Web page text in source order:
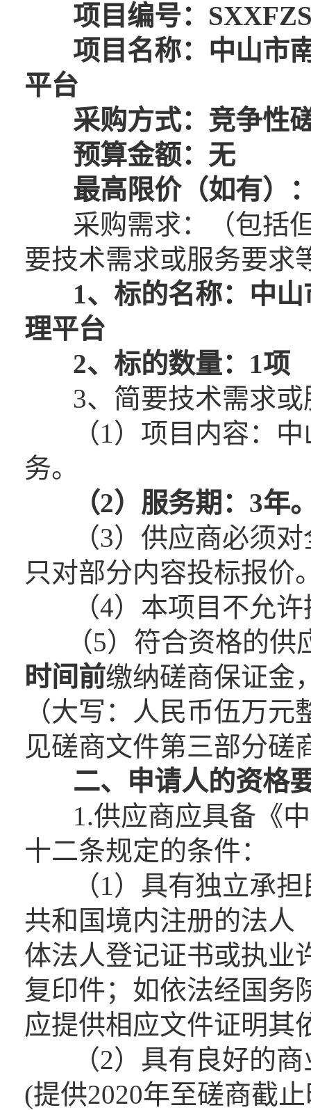
项目编号：
项目名称：中山市南
平
采购方式：竞争性
预算金额：无
最高限价（如有）
采购需求：（包括但
要技术需求或服务要求
1、 标的名称：中
理平台
2、标的数量：1项
3、简要技术需求或
（1）项目内容：中
务。
（2）服务期：3年
（3）供应商必须对
只对部分内容投标报价
（4）本项目不允许
（5）符合资格的供
时间前缴纳磋商保证金
（大写：人民币伍万
见磋商文件第三部分磋
二、申请人的资格
1.供应商应具备《中
十二条规定的条件：
（1）具有独立承担
共和国境内注册的法人
体法人登记证书或执业
复印件；如依法经国务
应提供相应文件证明
（2）具有良好的商
(提供2020年至磋商截